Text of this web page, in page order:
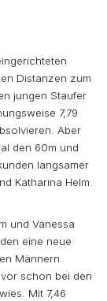
Distanzen zum
jungen Staufer
7,79
Aber
den 60m und
langsamer
Katharina Helm.
und Vanessa
eine neue
Männern
schon bei den
Mit 7,46